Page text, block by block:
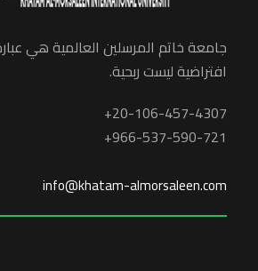
جامعة خاتم المرسلين العالمية هي
افتراضية ليست ربحية.
20-106-457-4307+
966-537-590-721+
info@khatam-almorsaleen.com